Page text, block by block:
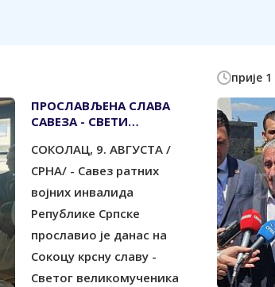
ПРОСЛАВЉЕНА СЛАВА
САВЕЗА - СВЕТИ
ПАНТЕЛЕЈМОН
СОКОЛАЦ, 9. АВГУСТА /
СРНА/ - Савез ратних
војних инвалида
Републике Српске
прославио је данас на
Сокоцу крсну славу -
Светог великомученика
прије